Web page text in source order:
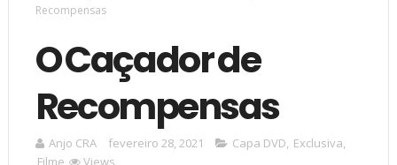
Recompensas
O Caçador de
Recompensas
Anjo CRA fevereiro 28, 2021 Capa DVD, Exclusiva,
Filme
Views